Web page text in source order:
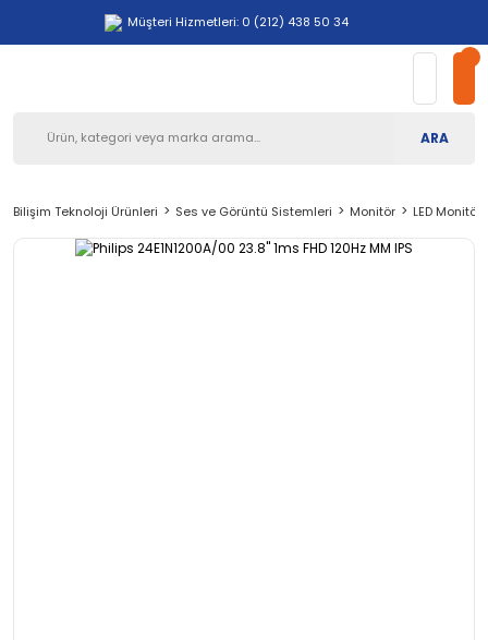
Müşteri Hizmetleri: 0 (212) 438 50 34
ARA
Bilişim Teknoloji Ürünleri Ses ve Görüntü Sistemleri Monitör LED Monitör